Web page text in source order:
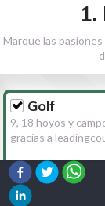
1.
Marque las
Golf
9, 18 hoyos y
gracias a
Senderismo